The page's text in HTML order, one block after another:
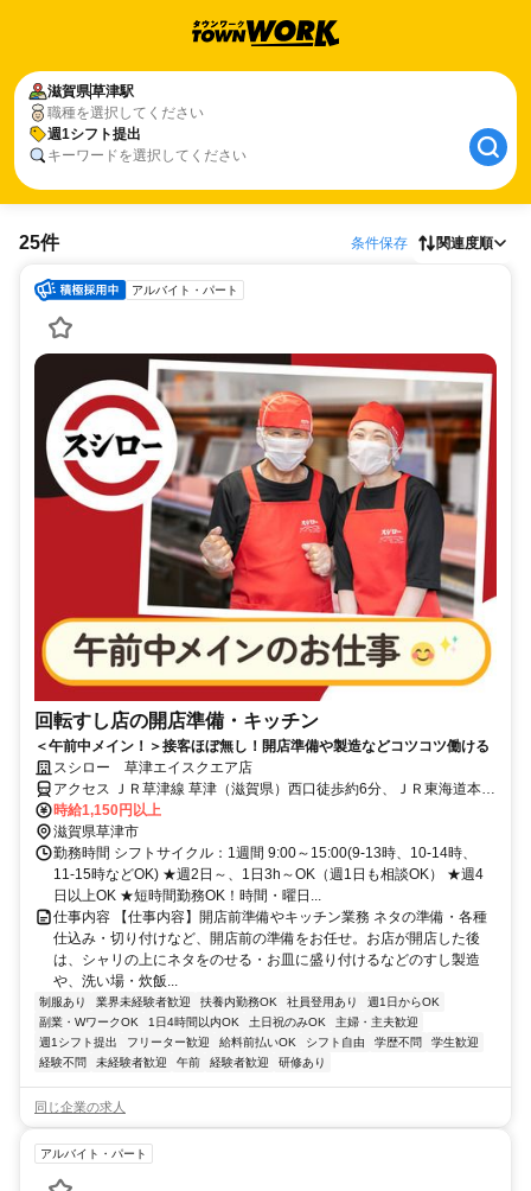
滋賀県草津駅
職種を選択してください
週1シフト提出
キーワードを選択してください
25件 条件保存 関連度順
アルバイト・パート
回転すし店の開店準備・キッチン
＜午前中メイン！＞接客ほぼ無し！開店準備や製造などコツコツ働ける
スシロー 草津エイスクエア店
アクセス ＪＲ草津線 草津（滋賀県）西口徒歩約6分、ＪＲ東海道本線
草津（滋賀県）西口徒歩約6分、ＪＲ東海道本線 栗東西口徒歩約32分
時給1,150円以上
滋賀県草津市
勤務時間 シフトサイクル：1週間 9:00～15:00(9-13時、10-14時、
11-15時などOK) ★週2日～、1日3h～OK（週1日も相談OK） ★週4
日以上OK ★短時間勤務OK！時間・曜日...
仕事内容 【仕事内容】開店前準備やキッチン業務 ネタの準備・各種
仕込み・切り付けなど、開店前の準備をお任せ。お店が開店した後
は、シャリの上にネタをのせる・お皿に盛り付けるなどのすし製造
や、洗い場・炊飯...
制服あり 業界未経験者歓迎 扶養内勤務OK 社員登用あり
週1日からOK
副業・WワークOK
1日4時間以内OK 土日祝のみOK
主婦・主夫歓迎
週1シフト提出
フリーター歓迎 給料前払いOK シフト自由 学歴不問
学生歓迎
経験不問
未経験者歓迎 午前 経験者歓迎 研修あり
同じ企業の求人
アルバイト・パート